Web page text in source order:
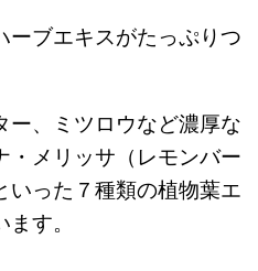
ーブエキスがたっぷりつ
ー、ミツロウなど濃厚な
・メリッサ（レモンバー
いった７種類の植物葉エ
す。